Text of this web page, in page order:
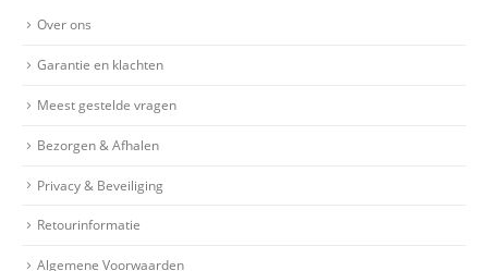
Over ons
Garantie en klachten
Meest gestelde vragen
Bezorgen & Afhalen
Privacy & Beveiliging
Retourinformatie
Algemene Voorwaarden